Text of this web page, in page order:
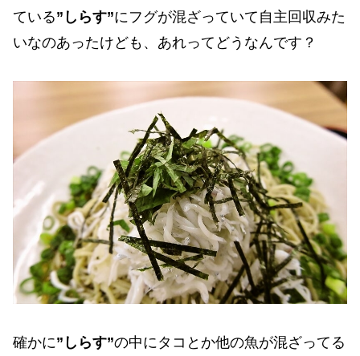
ている”しらす”にフグが混ざっていて自主回収みた
いなのあったけども、あれってどうなんです？
確かに”しらす”の中にタコとか他の魚が混ざってる